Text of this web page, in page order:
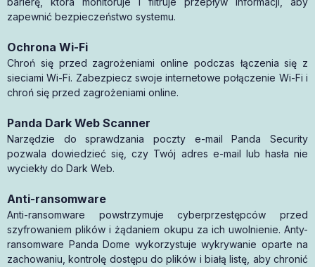
zapewnić bezpieczeństwo systemu.
Ochrona Wi-Fi
Chroń się przed zagrożeniami online podczas łączenia się z
sieciami Wi-Fi. Zabezpiecz swoje internetowe połączenie Wi-Fi i
chroń się przed zagrożeniami online.
Panda Dark Web Scanner
Narzędzie do sprawdzania poczty e-mail Panda Security
pozwala dowiedzieć się, czy Twój adres e-mail lub hasła nie
wyciekły do Dark Web.
Anti-ransomware
Anti-ransomware powstrzymuje cyberprzestępców przed
szyfrowaniem plików i żądaniem okupu za ich uwolnienie. Anty-
ransomware Panda Dome wykorzystuje wykrywanie oparte na
zachowaniu, kontrolę dostępu do plików i białą listę, aby chronić